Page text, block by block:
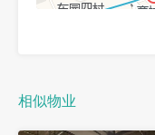
相似物业